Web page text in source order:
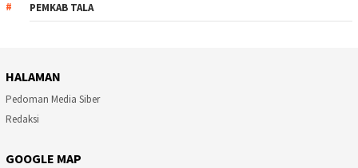
PEMKAB TALA
HALAMAN
Pedoman Media Siber
Redaksi
GOOGLE MAP